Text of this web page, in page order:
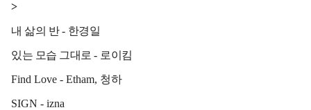
>
내 삶의 반- 한경일
있는 모습 그대로 - 로이킴
Find Love - Etham, 청하
SIGN - izna